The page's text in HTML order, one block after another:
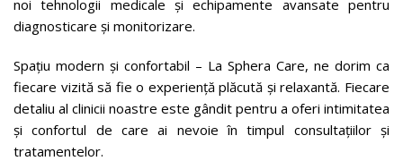
noi tehnologii medicale și echipamente avansate pentru
diagnosticare și monitorizare.
Spațiu modern și confortabil – La Sphera Care, ne dorim ca
fiecare vizită să fie o experiență plăcută și relaxantă. Fiecare
detaliu al clinicii noastre este gândit pentru a oferi intimitatea
și confortul de care ai nevoie în timpul consultațiilor și
tratamentelor.